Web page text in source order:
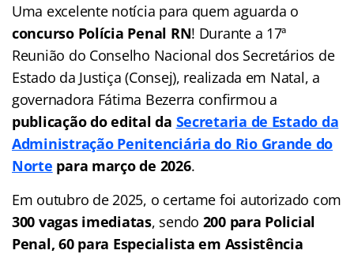
Uma excelente notícia para quem aguarda o
concurso Polícia Penal RN! Durante a 17ª
Reunião do Conselho Nacional dos Secretários de
Estado da Justiça (Consej), realizada em Natal, a
governadora Fátima Bezerra confirmou a
publicação do edital da Secretaria de Estado da
Administração Penitenciária do Rio Grande do
Norte para março de 2026.
Em outubro de 2025, o certame foi autorizado com
300 vagas imediatas, sendo 200 para Policial
Penal, 60 para Especialista em Assistência